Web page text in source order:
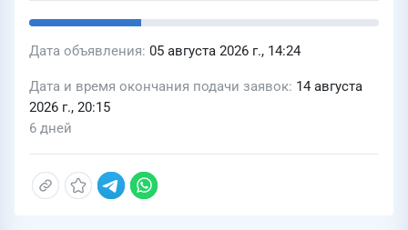
Дата объявления 05 августа 2026 г., 14:24
Дата и время окончания подачи заявок 14 августа
2026 г., 20:15
6 дней